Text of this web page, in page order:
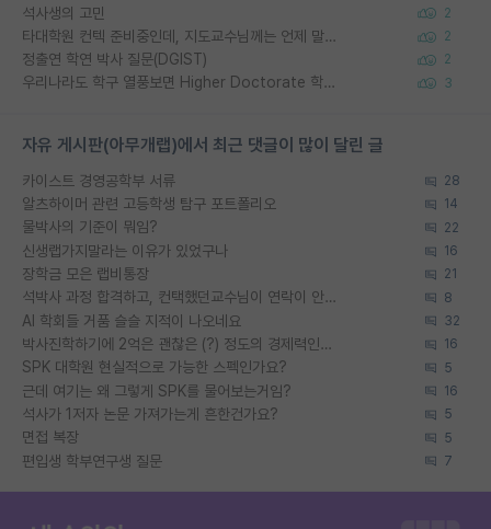
석사생의 고민 2
타대학원 컨텍 준비중인데, 지도교수님께는 언제 말씀드려야 할까요? 2
정출연 학연 박사 질문(DGIST) 2
우리나라도 학구 열풍보면 Higher Doctorate 학위가 필요하다고 봅니다. 3
자유 게시판(아무개랩)에서 최근 댓글이 많이 달린 글
카이스트 경영공학부 서류 28
알츠하이머 관련 고등학생 탐구 포트폴리오 14
물박사의 기준이 뭐임? 22
신생랩가지말라는 이유가 있었구나 16
장학금 모은 랩비통장 21
석박사 과정 합격하고, 컨택했던교수님이 연락이 안됩니다... 8
AI 학회들 거품 슬슬 지적이 나오네요 32
박사진학하기에 2억은 괜찮은 (?) 정도의 경제력인가요 16
SPK 대학원 현실적으로 가능한 스펙인가요? 5
근데 여기는 왜 그렇게 SPK를 물어보는거임? 16
석사가 1저자 논문 가져가는게 흔한건가요? 5
면접 복장 5
편입생 학부연구생 질문 7